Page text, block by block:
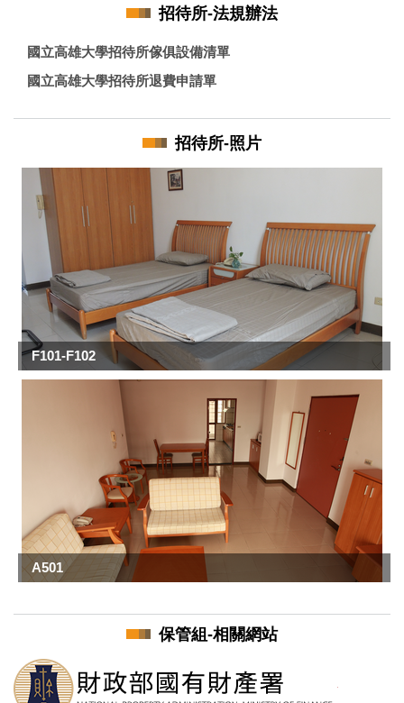
招待所-法規辦法
國立高雄大學招待所傢俱設備清單
國立高雄大學招待所退費申請單
招待所-照片
F101-F102
A501
保管組-相關網站